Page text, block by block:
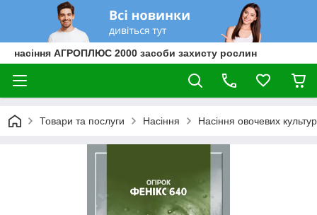
насіння АГРОПЛЮС 2000 засоби захисту рослин
Товари та послуги Насіння Насіння овочевих культур